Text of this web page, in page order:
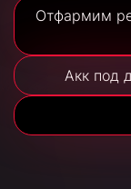
Отфармим
Акк под